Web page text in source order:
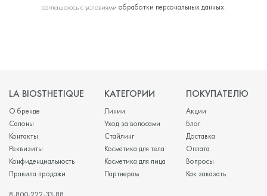
соглашаюсь с условиями обработки персональных данных.
LA BIOSTHETIQUE
О бренде
Салоны
Контакты
Реквизиты
Конфиденциальность
Правила продажи
КАТЕГОРИИ
Линии
Уход за волосами
Стайлинг
Косметика для тела
Косметика для лица
Партнерам
ПОКУПАТЕЛЮ
Акции
Блог
Доставка
Оплата
Вопросы
Как заказать